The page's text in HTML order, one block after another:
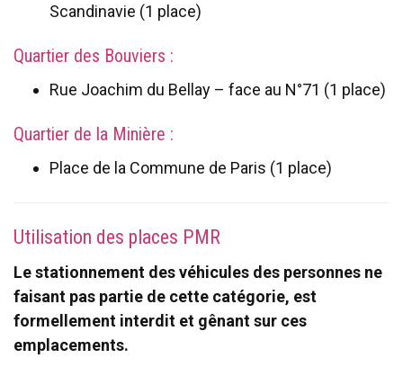
Scandinavie (1 place)
Quartier des Bouviers :
Rue Joachim du Bellay – face au N°71 (1 place)
Quartier de la Minière :
Place de la Commune de Paris (1 place)
Utilisation des places PMR
Le stationnement des véhicules des personnes ne
faisant pas partie de cette catégorie, est
formellement interdit et gênant sur ces
emplacements.